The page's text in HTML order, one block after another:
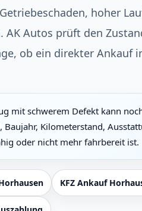
hoher
AK Autos prüft den
ob ein direkter Ankauf
mit schwerem Defekt kann
Kilometerstand,
oder nicht mehr fahrbereit ist.
KFZ Ankauf